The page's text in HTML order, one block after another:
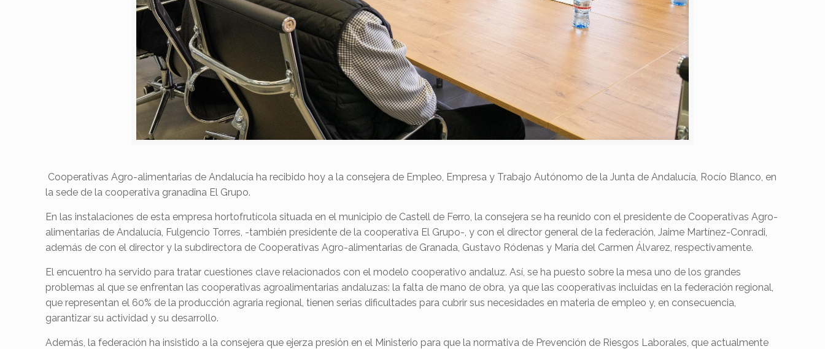
Cooperativas Agro-alimentarias de Andalucía ha recibido hoy a la consejera de Empleo, Empresa y Trabajo Autónomo de la Junta de Andalucía, Rocío Blanco, en
la sede de la cooperativa granadina El Grupo.
En las instalaciones de esta empresa hortofrutícola situada en el municipio de Castell de Ferro, la consejera se ha reunido con el presidente de Cooperativas Agro-
alimentarias de Andalucía, Fulgencio Torres, -también presidente de la cooperativa El Grupo-, y con el director general de la federación, Jaime Martínez-Conradi,
además de con el director y la subdirectora de Cooperativas Agro-alimentarias de Granada, Gustavo Ródenas y María del Carmen Álvarez, respectivamente.
El encuentro ha servido para tratar cuestiones clave relacionados con el modelo cooperativo andaluz. Así, se ha puesto sobre la mesa uno de los grandes
problemas al que se enfrentan las cooperativas agroalimentarias andaluzas: la falta de mano de obra, ya que las cooperativas incluidas en la federación regional,
que representan el 60% de la producción agraria regional, tienen serias dificultades para cubrir sus necesidades en materia de empleo y, en consecuencia,
garantizar su actividad y su desarrollo.
Además, la federación ha insistido a la consejera que ejerza presión en el Ministerio para que la normativa de Prevención de Riesgos Laborales, que actualmente